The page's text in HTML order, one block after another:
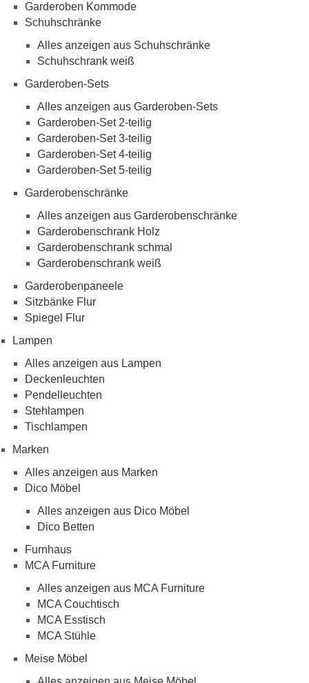
Garderoben Kommode
Schuhschränke
Alles anzeigen aus Schuhschränke
Schuhschrank weiß
Garderoben-Sets
Alles anzeigen aus Garderoben-Sets
Garderoben-Set 2-teilig
Garderoben-Set 3-teilig
Garderoben-Set 4-teilig
Garderoben-Set 5-teilig
Garderobenschränke
Alles anzeigen aus Garderobenschränke
Garderobenschrank Holz
Garderobenschrank schmal
Garderobenschrank weiß
Garderobenpaneele
Sitzbänke Flur
Spiegel Flur
Lampen
Alles anzeigen aus Lampen
Deckenleuchten
Pendelleuchten
Stehlampen
Tischlampen
Marken
Alles anzeigen aus Marken
Dico Möbel
Alles anzeigen aus Dico Möbel
Dico Betten
Furnhaus
MCA Furniture
Alles anzeigen aus MCA Furniture
MCA Couchtisch
MCA Esstisch
MCA Stühle
Meise Möbel